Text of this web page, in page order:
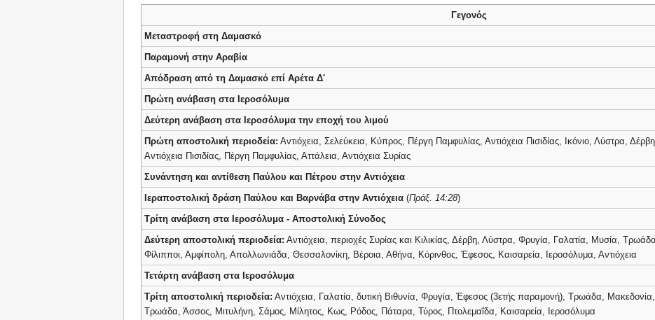
Γεγονός
Μεταστροφή στη Δαμασκό
Παραμονή στην Αραβία
Απόδραση από τη Δαμασκό επί Αρέτα Δ'
Πρώτη ανάβαση στα Ιεροσόλυμα
Δεύτερη ανάβαση στα Ιεροσόλυμα την εποχή του λιμού
Πρώτη αποστολική περιοδεία: Αντιόχεια, Σελεύκεια, Κύπρος, Πέργη Παμφυλίας, Αντιόχεια Πισιδίας, Ικόνιο, Λύστρα,
Αντιόχεια Πισιδίας, Πέργη Παμφυλίας, Αττάλεια, Αντιόχεια Συρίας
Συνάντηση και αντίθεση Παύλου και Πέτρου στην Αντιόχεια
Ιεραποστολική δράση Παύλου και Βαρνάβα στην Αντιόχεια (Πράξ. 14:28)
Τρίτη ανάβαση στα Ιεροσόλυμα - Αποστολική Σύνοδος
Δεύτερη αποστολική περιοδεία: Αντιόχεια, περιοχές Συρίας και Κιλικίας, Δέρβη, Λύστρα, Φρυγία, Γαλατία, Μυσία,
Φίλιπποι, Αμφίπολη, Απολλωνιάδα, Θεσσαλονίκη, Βέροια, Αθήνα, Κόρινθος, Έφεσος, Καισαρεία, Ιεροσόλυμα, Αντιόχεια
Τετάρτη ανάβαση στα Ιεροσόλυμα
Τρίτη αποστολική περιοδεία: Αντιόχεια, Γαλατία, δυτική Βιθυνία, Φρυγία, Έφεσος (3ετής παραμονή), Τρωάδα,
Τρωάδα, Άσσος, Μιτυλήνη, Σάμος, Μίλητος, Κως, Ρόδος, Πάταρα, Τύρος, Πτολεμαΐδα, Καισαρεία, Ιεροσόλυμα